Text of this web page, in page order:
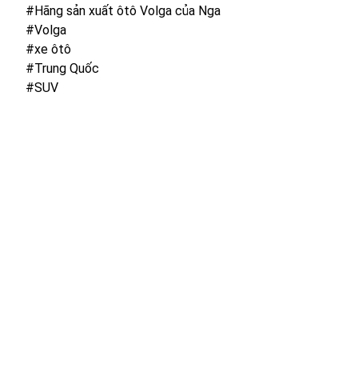
#Hãng sản xuất ôtô Volga của Nga
#Volga
#xe ôtô
#Trung Quốc
#SUV